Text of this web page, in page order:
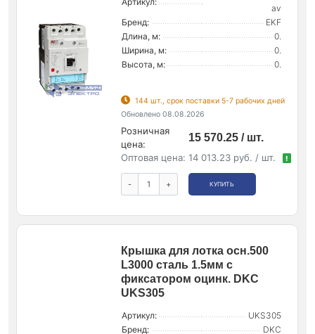
av
Бренд:
EKF
Длина, м:
0.
Ширина, м:
0.
Высота, м:
0.
144 шт., срок поставки 5-7 рабочих дней
Обновлено 08.08.2026
Розничная
цена:
15 570.25 / шт.
Оптовая цена: 14 013.23 руб. / шт. !
- + КУПИТЬ
Крышка для лотка осн.500
L3000 сталь 1.5мм с
фиксатором оцинк. DKC
UKS305
Артикул:
UKS305
Бренд:
DKC